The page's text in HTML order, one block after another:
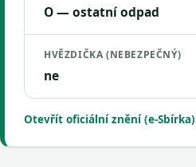
O — ostatní odpad
HVĚZDIČKA (NEBEZPEČNÝ)
ne
Otevřít oficiální znění (e-Sbírka)